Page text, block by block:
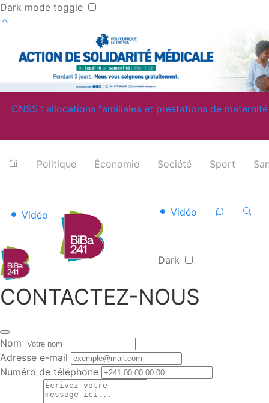
Dark mode toggle
: allocations familiales et prestations de maternité
Politique Économie Société Sport
Vidéo Vidéo
Dark
CONTACTEZ-NOUS
Nom
Adresse e-mail
Numéro de téléphone